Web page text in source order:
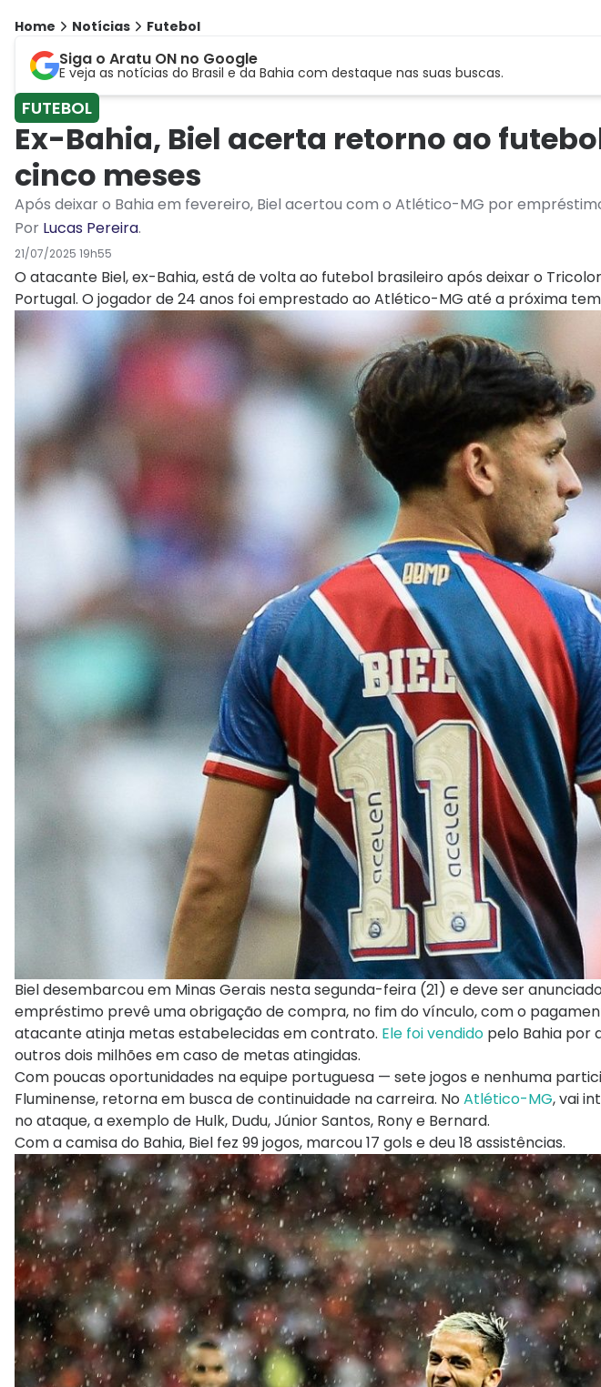
Home Notícias Futebol
Siga o Aratu ON no Google
E veja as notícias do Brasil e da Bahia com destaque nas suas buscas.
FUTEBOL
Ex-Bahia, Biel acerta retorno ao
cinco meses
Após deixar o Bahia em fevereiro, Biel acertou com o Atlético-MG por
Por Lucas Pereira.
21/07/2025 19h55
O atacante Biel, ex-Bahia, está de volta ao futebol brasileiro após deixar o
Portugal. O jogador de 24 anos foi emprestado ao Atlético-MG até a próxima
Biel desembarcou em Minas Gerais nesta segunda-feira (21) e deve ser
empréstimo prevê uma obrigação de compra, no fim do vínculo, com o
atacante atinja metas estabelecidas em contrato. Ele foi vendido pelo Bahia por
outros dois milhões em caso de metas atingidas.
Com poucas oportunidades na equipe portuguesa — sete jogos e nenhuma
Fluminense, retorna em busca de continuidade na carreira. No Atlético-MG, vai
no ataque, a exemplo de Hulk, Dudu, Júnior Santos, Rony e Bernard.
Com a camisa do Bahia, Biel fez 99 jogos, marcou 17 gols e deu 18 assistências.